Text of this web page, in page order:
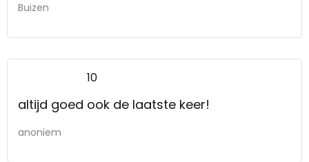
Buizen
10
altijd goed ook de laatste keer!
anoniem